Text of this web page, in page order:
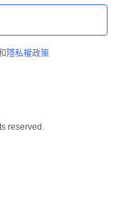
隱私權政策
reserved.